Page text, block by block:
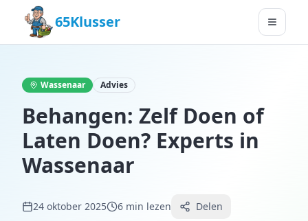
65Klusser
Wassenaar Advies
Behangen: Zelf Doen of
Laten Doen? Experts in
Wassenaar
24 oktober 2025 6 min lezen Delen